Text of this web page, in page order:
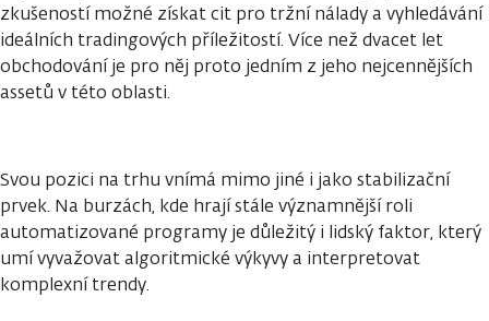
zkušeností možné získat cit pro tržní nálady a vyhledávání
ideálních tradingových příležitostí. Více než dvacet let
obchodování je pro něj proto jedním z jeho nejcennějších
assetů v této oblasti.
Svou pozici na trhu vnímá mimo jiné i jako stabilizační
prvek. Na burzách, kde hrají stále významnější roli
automatizované programy je důležitý i lidský faktor, který
umí vyvažovat algoritmické výkyvy a interpretovat
komplexní trendy.